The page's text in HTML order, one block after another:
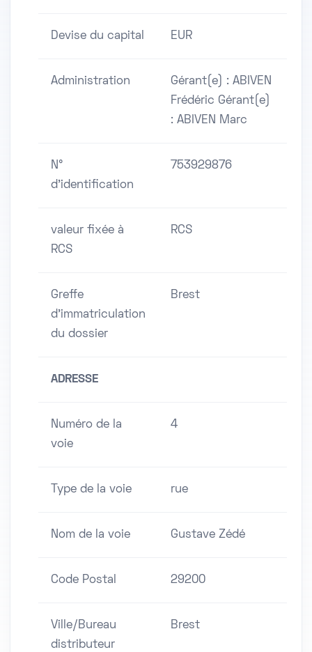
Devise du capital EUR
Administration
Gérant(e) : ABIVEN
Frédéric Gérant(e)
: ABIVEN Marc
N°
d'identification
753929876
valeur fixée à
RCS
RCS
Greffe
d'immatriculation
du dossier
Brest
ADRESSE
Numéro de la
voie
4
Type de la voie rue
Nom de la voie Gustave Zédé
Code Postal 29200
Ville/Bureau
distributeur
Brest